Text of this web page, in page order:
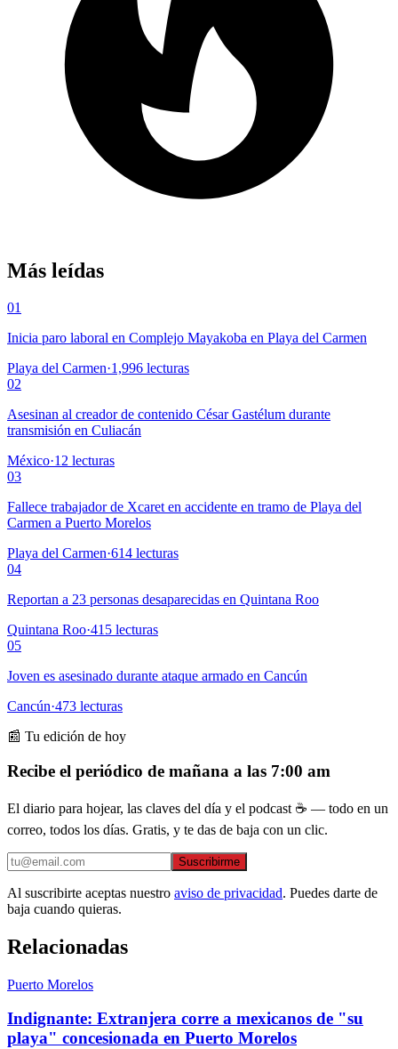
Más leídas
01
Inicia paro laboral en Complejo Mayakoba en Playa del Carmen
Playa del Carmen·1,996 lecturas
02
Asesinan al creador de contenido César Gastélum durante
transmisión en Culiacán
México·12 lecturas
03
Fallece trabajador de Xcaret en accidente en tramo de Playa del
Carmen a Puerto Morelos
Playa del Carmen·614 lecturas
04
Reportan a 23 personas desaparecidas en Quintana Roo
Quintana Roo·415 lecturas
05
Joven es asesinado durante ataque armado en Cancún
Cancún·473 lecturas
📰 Tu edición de hoy
Recibe el periódico de mañana a las 7:00 am
El diario para hojear, las claves del día y el podcast ☕ — todo en un
correo, todos los días. Gratis, y te das de baja con un clic.
Suscribirme
Al suscribirte aceptas nuestro aviso de privacidad. Puedes darte de
baja cuando quieras.
Relacionadas
Puerto Morelos
Indignante: Extranjera corre a mexicanos de "su
playa" concesionada en Puerto Morelos